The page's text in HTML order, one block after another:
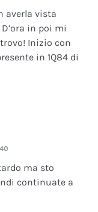
averla vista
in poi mi
Inizio con
in 1Q84 di
ma sto
continuate a